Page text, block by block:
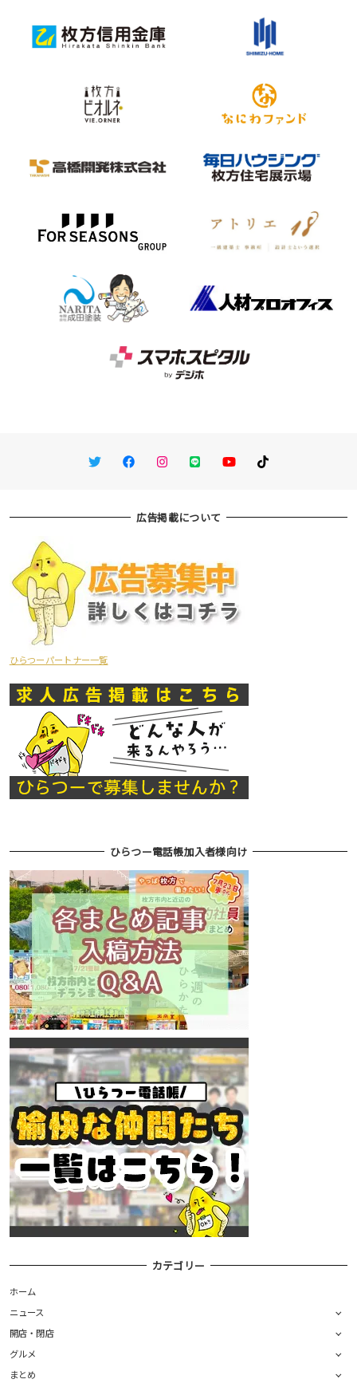
TwitterFacebookInstagram
LINE You TubeTikTok
広告掲載について
ひらつーパートナー一覧
ひらつー電話帳加入者様向け
カテゴリー
ホーム
ニュース
開店・閉店
グルメ
まとめ